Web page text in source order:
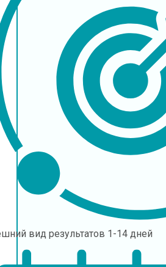
вид результатов 1-14 дней